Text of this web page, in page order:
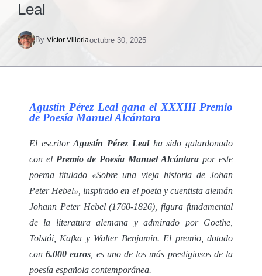
Leal
By Víctor Villoriaoctubre 30, 2025
Agustín Pérez Leal gana el XXXIII Premio
de Poesía Manuel Alcántara
El escritorAgustín Pérez Lealha sido galardonado
con el Premio de Poesía Manuel Alcántara por este
poema titulado «Sobre una vieja historia de Johan
Peter Hebel», inspirado en el poeta y cuentista alemán
Johann Peter Hebel (1760-1826), figura fundamental
de la literatura alemana y admirado por Goethe,
Tolstói, Kafka y Walter Benjamin. El premio, dotado
con6.000 euros , es uno de los más prestigiosos de la
poesía española contemporánea.